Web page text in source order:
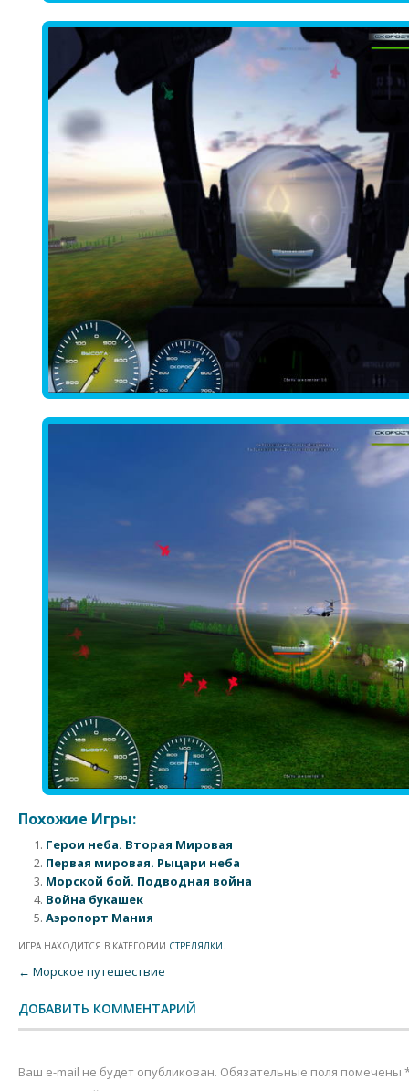
Похожие Игры:
Герои неба. Вторая Мировая
Первая мировая. Рыцари неба
Морской бой. Подводная война
Война букашек
Аэропорт Мания
ИГРА НАХОДИТСЯ В КАТЕГОРИИ СТРЕЛЯЛКИ.
Post navigation
← Морское путешествие
ДОБАВИТЬ КОММЕНТАРИЙ
Ваш e-mail не будет опубликован. Обязательные поля помечены